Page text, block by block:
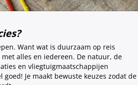
Want wat is duurzaam op reis
alles en iedereen. De natuur, de
en vliegtuigmaatschappijen
Je maakt bewuste keuzes zodat de